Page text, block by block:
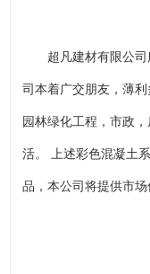
超凡建材有限公司
司本着广交朋友，薄利
园林绿化工程，市政
活。 上述彩色混凝土
品，本公司将提供市场